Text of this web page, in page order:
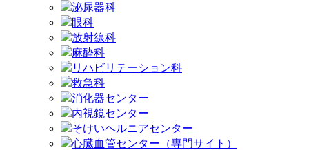
泌尿器科
眼科
放射線科
麻酔科
リハビリテーション科
救急科
消化器センター
内視鏡センター
そけいヘルニアセンター
心臓血管センター（専門サイト）